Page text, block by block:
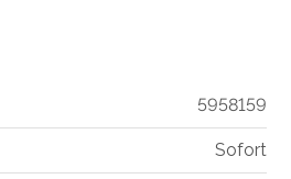
5958159
Sofort